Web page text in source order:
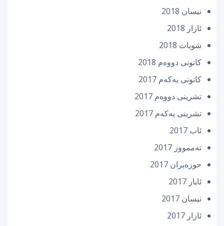
نیسان 2018
ئازار 2018
شوبات 2018
كانونی دووه‌م 2018
كانونی یه‌كه‌م 2017
تشرینی دووه‌م 2017
تشرینی یه‌كه‌م 2017
ئاب 2017
تەممووز 2017
حوزه‌یران 2017
ئایار 2017
نیسان 2017
ئازار 2017